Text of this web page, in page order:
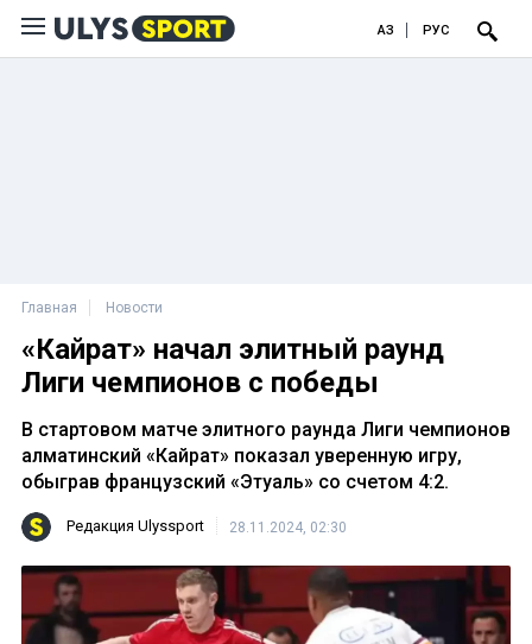
ҚАЗ РУС
Главная Новости
«Кайрат» начал элитный раунд
Лиги чемпионов с победы
В стартовом матче элитного раунда Лиги чемпионов
алматинский «Кайрат» показал уверенную игру,
обыграв французский «Этуаль» со счетом 4:2.
Редакция Ulyssport 28.11.2024, 02:30